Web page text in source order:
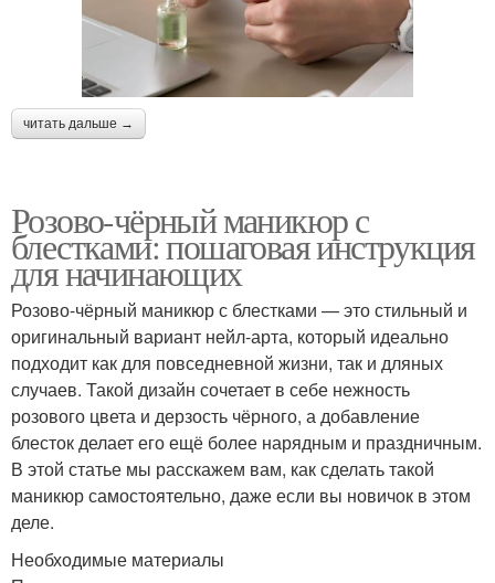
читать дальше →
Розово-чёрный маникюр с
блестками: пошаговая инструкция
для начинающих
Розово-чёрный маникюр с блестками — это стильный и
оригинальный вариант нейл-арта, который идеально
подходит как для повседневной жизни, так и дляных
случаев. Такой дизайн сочетает в себе нежность
розового цвета и дерзость чёрного, а добавление
блесток делает его ещё более нарядным и праздничным.
В этой статье мы расскажем вам, как сделать такой
маникюр самостоятельно, даже если вы новичок в этом
деле.
Необходимые материалы